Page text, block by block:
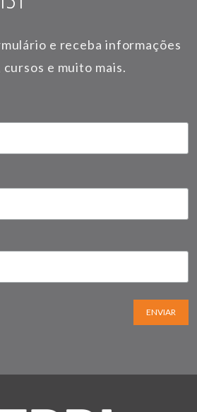
e receba informações
e muito mais.
ENVIAR